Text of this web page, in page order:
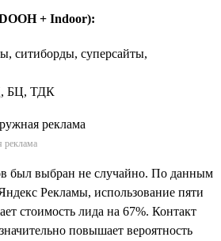
+ Indoor):
ситиборды, суперсайты,
БЦ, ТДК
реклама
был выбран не случайно. По данным
Рекламы, использование пяти
стоимость лида на 67%. Контакт
повышает вероятность